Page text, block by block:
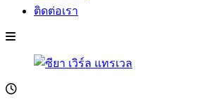
ติดต่อเรา